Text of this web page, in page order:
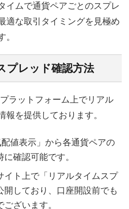
イムで通貨ペアごとのスプレ
適な取引タイミングを見極め
。
プレッド確認方法
ラットフォーム上でリアル
報を提供しております。
値表示」から各通貨ペアの
確認可能です。
イト上で「リアルタイムスプ
開しており、口座開設前でも
ざいます。